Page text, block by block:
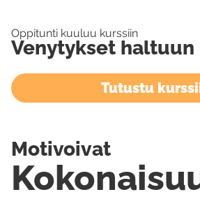
Oppitunti kuuluu kurssiin
Venytykset haltuun
Tutustu
Motivoivat